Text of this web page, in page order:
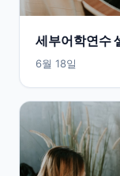
세부어학연수
6월 18일